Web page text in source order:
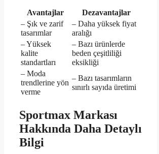
Avantajlar
Dezavantajlar
– Şık ve zarif
tasarımlar
– Daha yüksek fiyat
aralığı
– Yüksek
kalite
standartları
– Bazı ürünlerde
beden çeşitliliği
eksikliği
– Moda
trendlerine yön
verme
– Bazı tasarımların
sınırlı sayıda üretimi
Sportmax Markası
Hakkında Daha Detaylı
Bilgi